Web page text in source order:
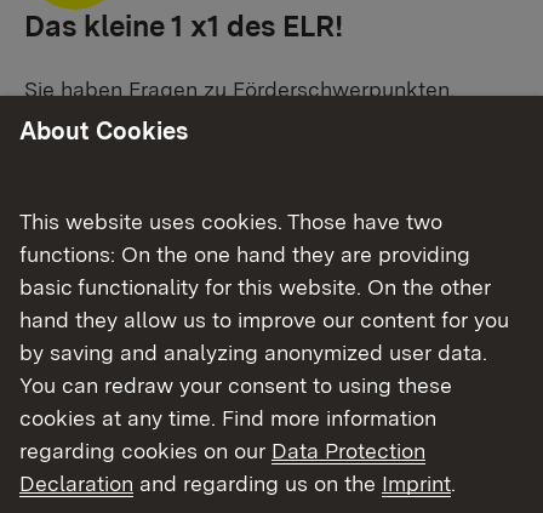
Das kleine 1 x1 des ELR!
Sie haben Fragen zu Förderschwerpunkten,
Antragsverfahren oder suchen nach
und Heimat finden Sie detaillierte Informationen
zu Förderzielen, Voraussetzungen, Best-Practice-
Beispielen etc. im Externer Link:
Entwicklungsprogramm
Ländlicher Raum.
Ansprechpersonen zur ELR-
Antragsstellung in den
Regierungspräsidien
About Cookies
This website uses cookies. Those have two
functions: On the one hand they are providing
basic functionality for this website. On the other
hand they allow us to improve our content for you
by saving and analyzing anonymized user data.
You can redraw your consent to using these
cookies at any time. Find more information
regarding cookies on our Data Protection
Declaration and regarding us on the Imprint.